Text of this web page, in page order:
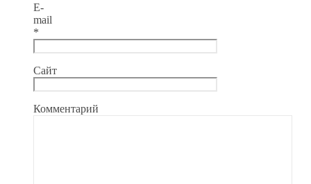
E-
mail
*
Сайт
Комментарий